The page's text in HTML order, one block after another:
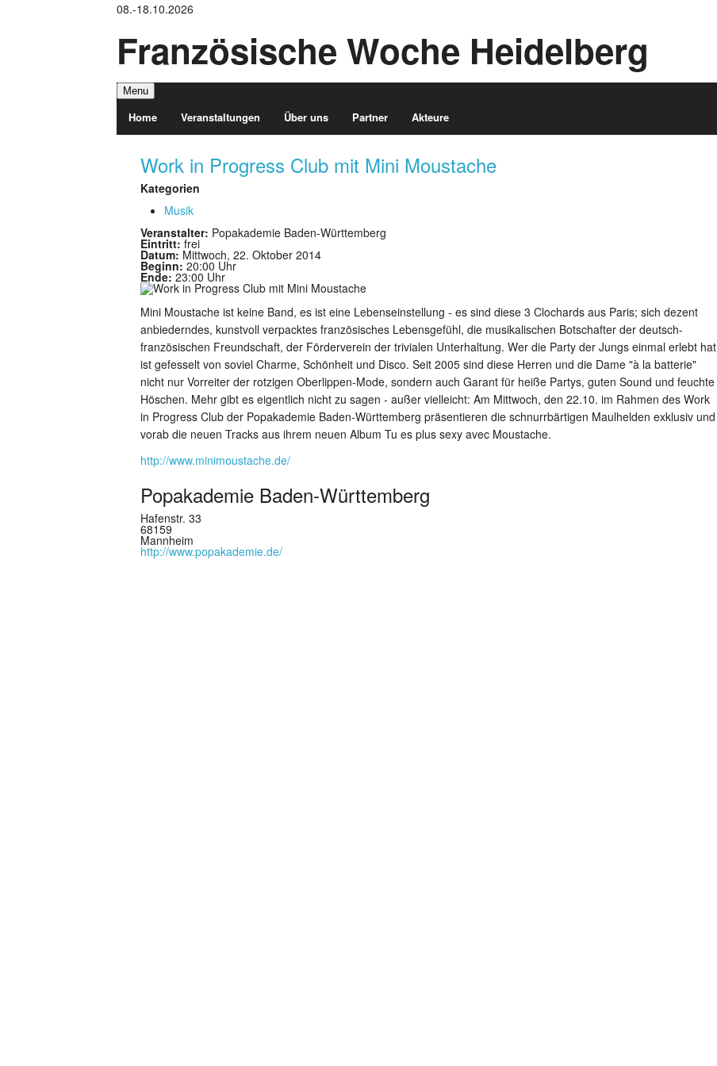
08.-18.10.2026
Französische Woche Heidelberg
Menu
Home Veranstaltungen Über uns Partner Akteure
Work in Progress Club mit Mini Moustache
Kategorien
Musik
Veranstalter: Popakademie Baden-Württemberg
Eintritt: frei
Datum: Mittwoch, 22. Oktober 2014
Beginn: 20:00 Uhr
Ende: 23:00 Uhr
Mini Moustache ist keine Band, es ist eine Lebenseinstellung - es sind diese 3 Clochards aus Paris; sich dezent
anbiederndes, kunstvoll verpacktes französisches Lebensgefühl, die musikalischen Botschafter der deutsch-
französischen Freundschaft, der Förderverein der trivialen Unterhaltung. Wer die Party der Jungs einmal erlebt hat
ist gefesselt von soviel Charme, Schönheit und Disco. Seit 2005 sind diese Herren und die Dame "à la batterie"
nicht nur Vorreiter der rotzigen Oberlippen-Mode, sondern auch Garant für heiße Partys, guten Sound und feuchte
Höschen. Mehr gibt es eigentlich nicht zu sagen - außer vielleicht: Am Mittwoch, den 22.10. im Rahmen des Work
in Progress Club der Popakademie Baden-Württemberg präsentieren die schnurrbärtigen Maulhelden exklusiv und
vorab die neuen Tracks aus ihrem neuen Album Tu es plus sexy avec Moustache.
http://www.minimoustache.de/
Popakademie Baden-Württemberg
Hafenstr. 33
68159
Mannheim
http://www.popakademie.de/